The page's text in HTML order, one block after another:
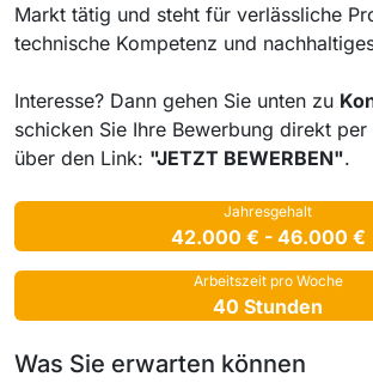
Markt tätig und steht für verlässliche
technische Kompetenz und
Interesse? Dann gehen Sie unten zu
schicken Sie Ihre Bewerbung direkt
über den Link: "JETZT BEWERBEN".
Jahresgehalt
42.000 € - 46.000 €
Arbeitszeit pro Woche
40 Stunden
Was Sie erwarten können